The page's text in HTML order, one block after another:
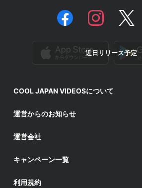
近日リリース予定
COOL JAPAN VIDEOSについて
運営からのお知らせ
運営会社
キャンペーン一覧
利用規約